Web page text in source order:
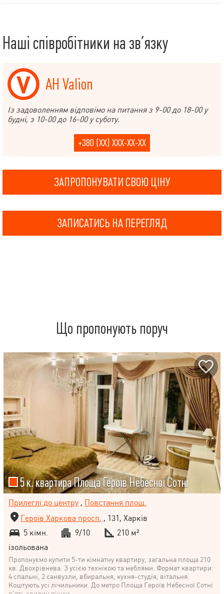
Наші співробітники на зв’язку
АН Valion
Із задоволенням відповімо на питання з 9-00 до 18-00 у
будні, з 10-00 до 16-00 у суботу.
+380 (XX) XXX-XX-XX
ЗАПРОПОНУВАТИ СВОЮ ЦІНУ
ЗАПИСАТИСЬ НА ПЕРЕГЛЯД
Що пропонують поруч
5 к. квартира Площа Героїв Небесної Сотні
Прилеглі до центру , Повстання площ.
Героїв Харкова просп. , 131, Харків
5 кімн.
9/10
210 м²
ізольована
Пропонуємо купити 5-ти кімнатну квартиру, загальна площа 210
кв. Двохрівнева. З усією технікою та меблями. Формат квартири:
4 спальні, 2 санвузли, вбиральня, кухня-студія, вітальня.
Коштують усі лічильники. До метро Площа Героїв Небесної Сотні